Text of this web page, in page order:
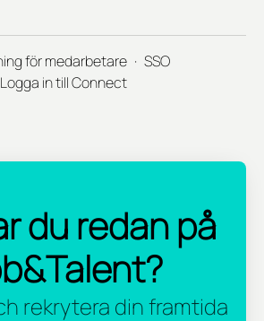
för medarbetare · SSO
Logga in till Connect
du redan på
rekrytera din framtida